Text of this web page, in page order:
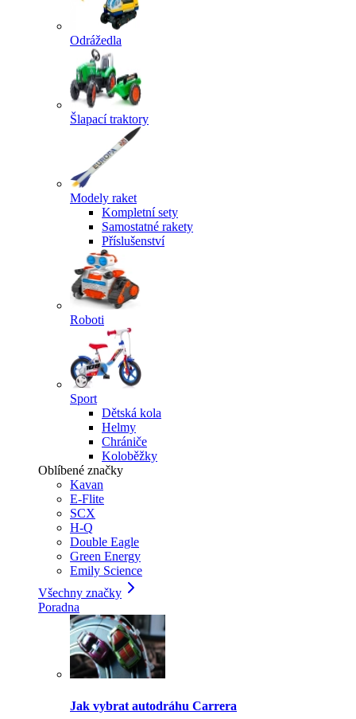
Odrážedla
Šlapací traktory
Modely raket
Kompletní sety
Samostatné rakety
Příslušenství
Roboti
Sport
Dětská kola
Helmy
Chrániče
Koloběžky
Oblíbené značky
Kavan
E-Flite
SCX
H-Q
Double Eagle
Green Energy
Emily Science
Všechny značky
Poradna
Jak vybrat autodráhu Carrera